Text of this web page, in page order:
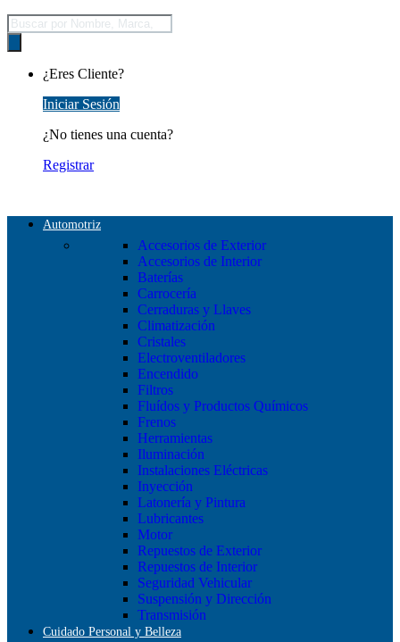
Búsqueda
de
productos
¿Eres Cliente?
Iniciar Sesión
¿No tienes una cuenta?
Registrar
Automotriz
Accesorios de Exterior
Accesorios de Interior
Baterías
Carrocería
Cerraduras y Llaves
Climatización
Cristales
Electroventiladores
Encendido
Filtros
Fluídos y Productos Químicos
Frenos
Herramientas
Iluminación
Instalaciones Eléctricas
Inyección
Latonería y Pintura
Lubricantes
Motor
Repuestos de Exterior
Repuestos de Interior
Seguridad Vehicular
Suspensión y Dirección
Transmisión
Cuidado Personal y Belleza